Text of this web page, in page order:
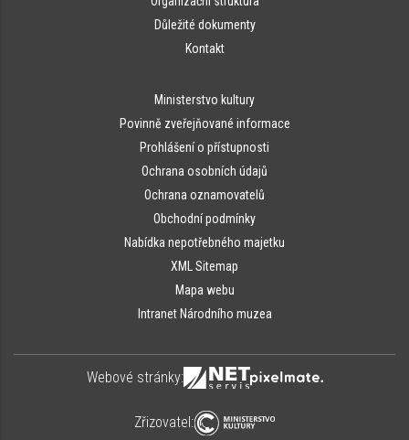
Důležité dokumenty
Kontakt
Ministerstvo kultury
Povinně zveřejňované informace
Prohlášení o přístupnosti
Ochrana osobních údajů
Ochrana oznamovatelů
Obchodní podmínky
Nabídka nepotřebného majetku
XML Sitemap
Mapa webu
Intranet Národního muzea
Webové stránky:
Zřizovatel: